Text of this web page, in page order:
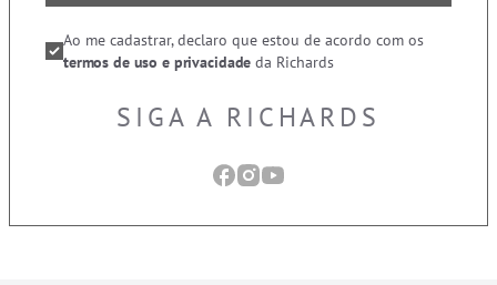
Ao me cadastrar, declaro que estou de acordo com os
termos de uso e privacidade da Richards
SIGA A RICHARDS